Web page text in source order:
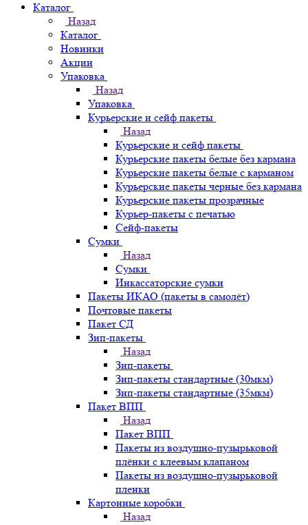
Каталог
Назад
Каталог
Новинки
Акции
Упаковка
Назад
Упаковка
Курьерские и сейф пакеты
Назад
Курьерские и сейф пакеты
Курьерские пакеты белые без кармана
Курьерские пакеты белые с карманом
Курьерские пакеты черные без кармана
Курьерские пакеты прозрачные
Курьер-пакеты с печатью
Сейф-пакеты
Сумки
Назад
Сумки
Инкассаторские сумки
Пакеты ИКАО (пакеты в самолёт)
Почтовые пакеты
Пакет СД
Зип-пакеты
Назад
Зип-пакеты
Зип-пакеты стандартные (30мкм)
Зип-пакеты стандартные (35мкм)
Пакет ВПП
Назад
Пакет ВПП
Пакеты из воздушно-пузырьковой
плёнки с клеевым клапаном
Пакеты из воздушно-пузырьковой
пленки
Картонные коробки
Назад